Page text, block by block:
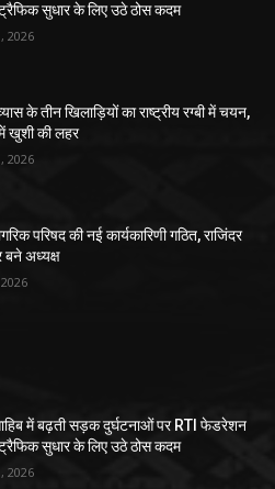
सुधार के लिए उठे ठोस कदम
2026
के तीन खिलाड़ियों का राष्ट्रीय रग्बी में चयन,
में खुशी की लहर
2026
परिषद की नई कार्यकारिणी गठित, राजिंदर
बने अध्यक्ष
में बढ़ती सड़क दुर्घटनाओं पर RTI फेडरेशन
सुधार के लिए उठे ठोस कदम
2026